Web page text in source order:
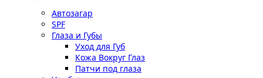
Автозагар
SPF
Глаза и Губы
Уход для Губ
Кожа Вокруг Глаз
Патчи под глаза